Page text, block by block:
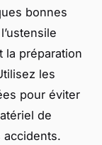
bonnes
la préparation
les
pour éviter
de